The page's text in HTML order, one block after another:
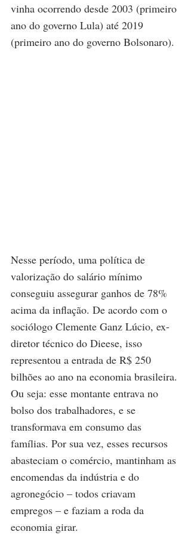
vinha ocorrendo desde 2003 (primeiro
ano do governo Lula) até 2019
(primeiro ano do governo Bolsonaro).
Nesse período, uma política de
valorização do salário mínimo
conseguiu assegurar ganhos de 78%
acima da inflação. De acordo com o
sociólogo Clemente Ganz Lúcio, ex-
diretor técnico do Dieese, isso
representou a entrada de R$ 250
bilhões ao ano na economia brasileira.
Ou seja: esse montante entrava no
bolso dos trabalhadores, e se
transformava em consumo das
famílias. Por sua vez, esses recursos
abasteciam o comércio, mantinham as
encomendas da indústria e do
agronegócio – todos criavam
empregos – e faziam a roda da
economia girar.